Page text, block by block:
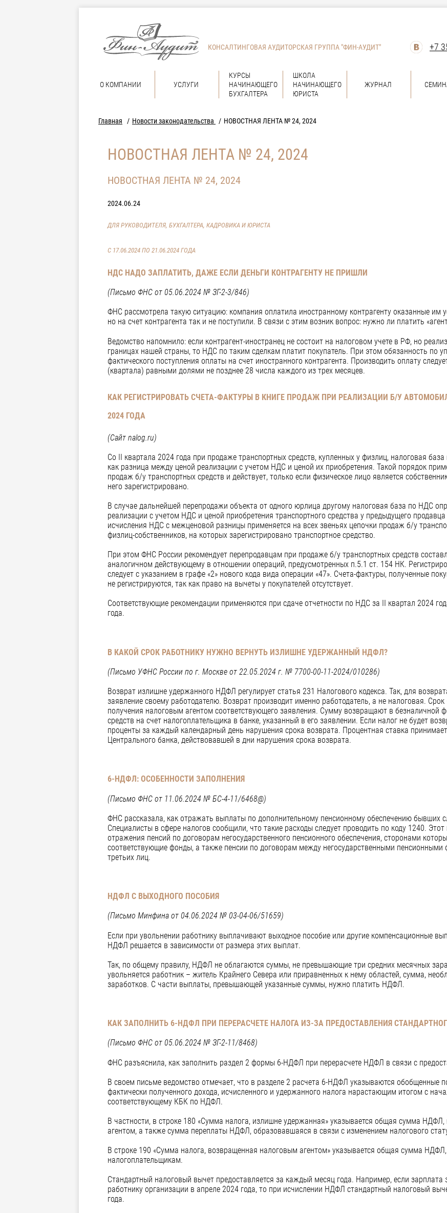
КОНСАЛТИНГОВАЯ АУДИТОРСКАЯ ГРУППА "ФИН-АУДИТ" +7
О КОМПАНИИ УСЛУГИ
КУРСЫ
НАЧИНАЮЩЕГО
БУХГАЛТЕРА
ШКОЛА
НАЧИНАЮЩЕГО
ЮРИСТА
ЖУРНАЛ
Главная Новости законодательства НОВОСТНАЯ ЛЕНТА № 24, 2024
НОВОСТНАЯ ЛЕНТА № 24, 2024
НОВОСТНАЯ ЛЕНТА № 24, 2024
2024.06.24
ДЛЯ РУКОВОДИТЕЛЯ, БУХГАЛТЕРА, КАДРОВИКА И ЮРИСТА
С 17.06.2024 ПО 21.06.2024 ГОДА
НДС НАДО ЗАПЛАТИТЬ, ДАЖЕ ЕСЛИ ДЕНЬГИ КОНТРАГЕНТУ НЕ ПРИШЛИ
(Письмо ФНС от 05.06.2024 № ЗГ-2-3/846)
ФНС рассмотрела такую ситуацию: компания оплатила иностранному контрагенту оказанные им
но на счет контрагента так и не поступили. В связи с этим возник вопрос: нужно ли платить
Ведомство напомнило: если контрагент-иностранец не состоит на налоговом учете в РФ, но
границах нашей страны, то НДС по таким сделкам платит покупатель. При этом обязанность по
фактического поступления оплаты на счет иностранного контрагента. Производить оплату
(квартала) равными долями не позднее 28 числа каждого из трех месяцев.
КАК РЕГИСТРИРОВАТЬ СЧЕТА-ФАКТУРЫ В КНИГЕ ПРОДАЖ ПРИ РЕАЛИЗАЦИИ Б/У
2024 ГОДА
(Сайт nalog.ru)
Со II квартала 2024 года при продаже транспортных средств, купленных у физлиц, налоговая
как разница между ценой реализации с учетом НДС и ценой их приобретения. Такой порядок
продаж б/у транспортных средств и действует, только если физическое лицо является
него зарегистрировано.
В случае дальнейшей перепродажи объекта от одного юрлица другому налоговая база по НДС
реализации с учетом НДС и ценой приобретения транспортного средства у предыдущего
исчисления НДС с межценовой разницы применяется на всех звеньях цепочки продаж б/у
физлиц-собственников, на которых зарегистрировано транспортное средство.
При этом ФНС России рекомендует перепродавцам при продаже б/у транспортных средств
аналогичном действующему в отношении операций, предусмотренных п.5.1 ст. 154 НК.
следует с указанием в графе «2» нового кода вида операции «47». Счета-фактуры, полученные
не регистрируются, так как право на вычеты у покупателей отсутствует.
Соответствующие рекомендации применяются при сдаче отчетности по НДС за II квартал 2024
года.
В КАКОЙ СРОК РАБОТНИКУ НУЖНО ВЕРНУТЬ ИЗЛИШНЕ УДЕРЖАННЫЙ НДФЛ?
(Письмо УФНС России по г. Москве от 22.05.2024 г. № 7700-00-11-2024/010286)
Возврат излишне удержанного НДФЛ регулирует статья 231 Налогового кодекса. Так, для
заявление своему работодателю. Возврат производит именно работодатель, а не налоговая.
получения налоговым агентом соответствующего заявления. Сумму возвращают в безналичной
средств на счет налогоплательщика в банке, указанный в его заявлении. Если налог не будет
проценты за каждый календарный день нарушения срока возврата. Процентная ставка
Центрального банка, действовавшей в дни нарушения срока возврата.
6-НДФЛ: ОСОБЕННОСТИ ЗАПОЛНЕНИЯ
(Письмо ФНС от 11.06.2024 № БС-4-11/6468@)
ФНС рассказала, как отражать выплаты по дополнительному пенсионному обеспечению
Специалисты в сфере налогов сообщили, что такие расходы следует проводить по коду 1240.
отражения пенсий по договорам негосударственного пенсионного обеспечения, сторонами
соответствующие фонды, а также пенсии по договорам между негосударственными
третьих лиц.
НДФЛ С ВЫХОДНОГО ПОСОБИЯ
(Письмо Минфина от 04.06.2024 № 03-04-06/51659)
Если при увольнении работнику выплачивают выходное пособие или другие компенсационные
НДФЛ решается в зависимости от размера этих выплат.
Так, по общему правилу, НДФЛ не облагаются суммы, не превышающие три средних месячных
увольняется работник – житель Крайнего Севера или приравненных к нему областей, сумма,
заработков. С части выплаты, превышающей указанные суммы, нужно платить НДФЛ.
КАК ЗАПОЛНИТЬ 6-НДФЛ ПРИ ПЕРЕРАСЧЕТЕ НАЛОГА ИЗ-ЗА ПРЕДОСТАВЛЕНИЯ
(Письмо ФНС от 05.06.2024 № ЗГ-2-11/8468)
ФНС разъяснила, как заполнить раздел 2 формы 6-НДФЛ при перерасчете НДФЛ в связи с
В своем письме ведомство отмечает, что в разделе 2 расчета 6-НДФЛ указываются обобщенные
фактически полученного дохода, исчисленного и удержанного налога нарастающим итогом с
соответствующему КБК по НДФЛ.
В частности, в строке 180 «Сумма налога, излишне удержанная» указывается общая сумма
агентом, а также сумма переплаты НДФЛ, образовавшаяся в связи с изменением налогового
В строке 190 «Сумма налога, возвращенная налоговым агентом» указывается общая сумма
налогоплательщикам.
Стандартный налоговый вычет предоставляется за каждый месяц года. Например, если зарплата
работнику организации в апреле 2024 года, то при исчислении НДФЛ стандартный налоговый
года.